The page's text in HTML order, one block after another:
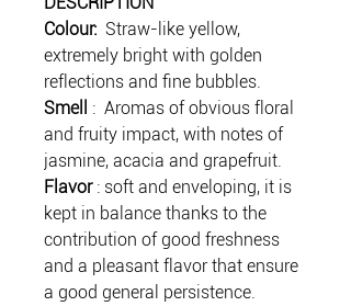
Colour: Straw-like yellow,
extremely bright with golden
reflections and fine bubbles.
Smell
: Aromas of obvious floral
and fruity impact, with notes of
jasmine, acacia and grapefruit.
Flavor: soft and enveloping, it is
kept in balance thanks to the
contribution of good freshness
and a pleasant flavor that ensure
a good general persistence.